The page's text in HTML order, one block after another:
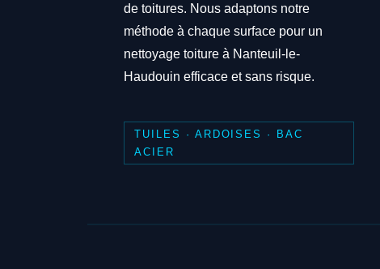
de toitures. Nous adaptons notre
méthode à chaque surface pour un
nettoyage toiture à Nanteuil-le-
Haudouin efficace et sans risque.
TUILES · ARDOISES · BAC
ACIER